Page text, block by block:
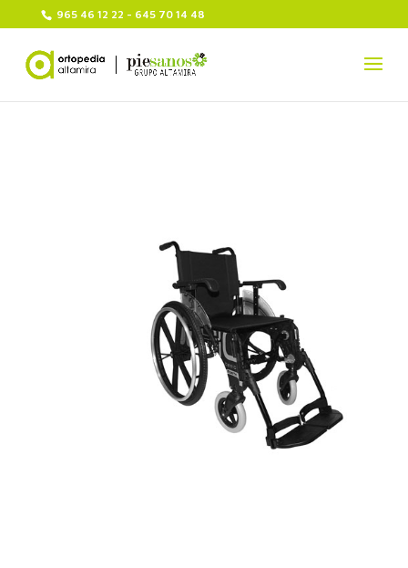
965 46 12 22 - 645 70 14 48